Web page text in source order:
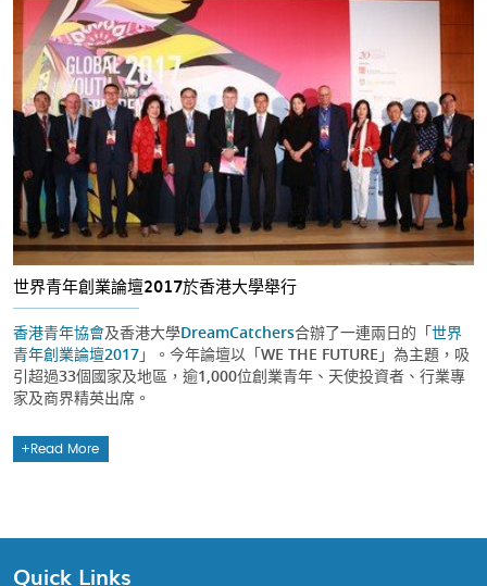
世界青年創業論壇2017於香港大學舉行
香港青年協會及香港大學DreamCatchers合辦了一連兩日的「世界
青年創業論壇2017」。今年論壇以「WE THE FUTURE」為主題，吸
引超過33個國家及地區，逾1,000位創業青年、天使投資者、行業專
家及商界精英出席。
Read More
Quick Links